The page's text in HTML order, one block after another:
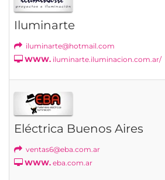
Iluminarte
iluminarte@hotmail.com
WWW. iluminarte.iluminacion.com.ar/
Eléctrica Buenos Aires
ventas6@eba.com.ar
WWW. eba.com.ar